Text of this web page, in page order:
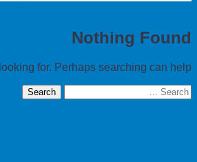
Nothing Found
for. Perhaps searching can help.
Search
for: